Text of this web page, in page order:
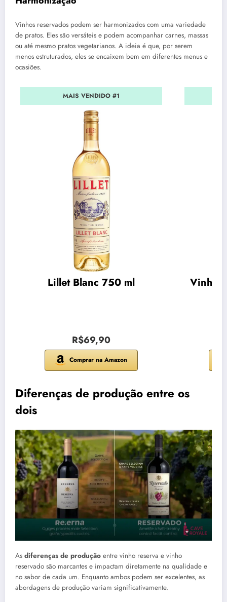
Vinhos reservados podem ser harmonizados com uma variedade
de pratos. Eles são versáteis e podem acompanhar carnes, massas
ou até mesmo pratos vegetarianos. A ideia é que, por serem
menos estruturados, eles se encaixem bem em diferentes menus e
ocasiões.
MAIS VENDIDO #1
Lillet Blanc 750 ml
R$69,90
Comprar na Amazon
Vinho
Diferenças de produção entre os
dois
As diferenças de produção entre vinho reserva e vinho
reservado são marcantes e impactam diretamente na qualidade e
no sabor de cada um. Enquanto ambos podem ser excelentes, as
abordagens de produção variam significativamente.